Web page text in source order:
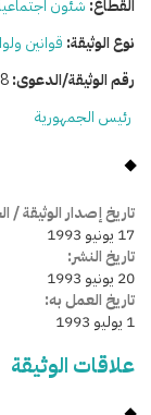
القطاع: شئون
نوع الوثيقة: قوانين
رقم الوثيقة/الدعوى:
رئيس الجمهورية
تاريخ إصدار الوثيقة /
17 يونيو 1993
تاريخ النشر:
20 يونيو 1993
تاريخ العمل به:
1 يوليو 1993
علاقات الوثيقة